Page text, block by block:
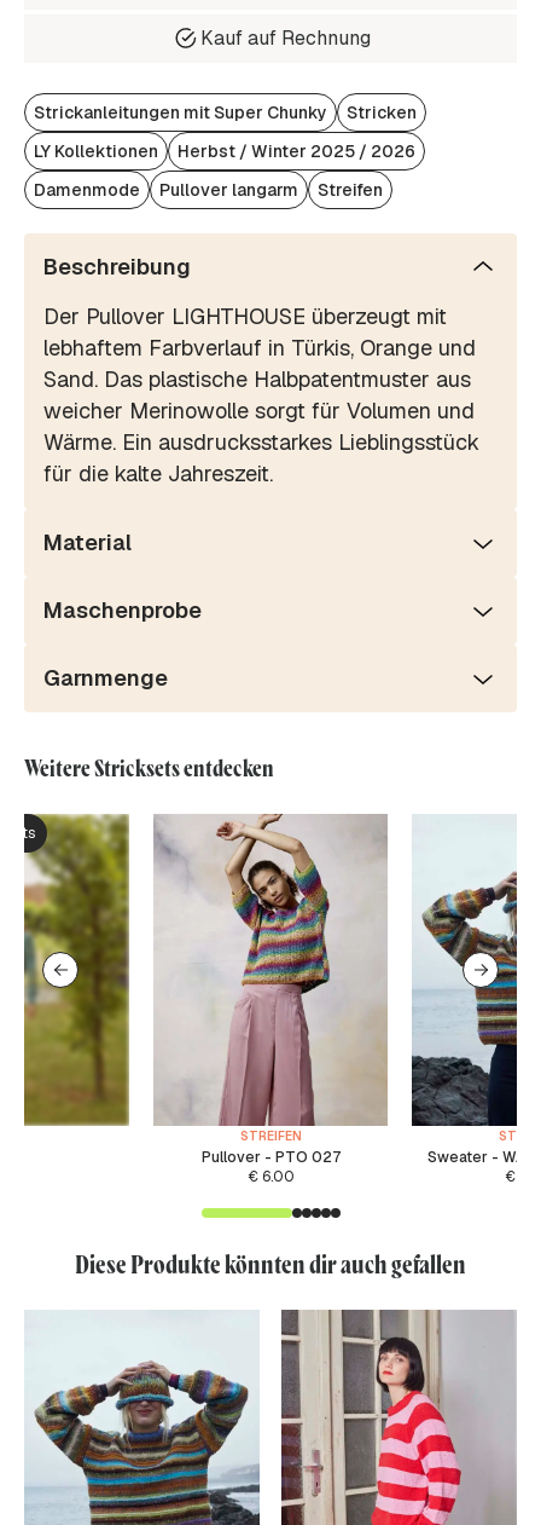
Kauf auf Rechnung
Strickanleitungen mit Super Chunky
Stricken
LY Kollektionen
Herbst / Winter 2025 / 2026
Damenmode
Pullover langarm Streifen
Beschreibung
Der Pullover LIGHTHOUSE überzeugt mit
lebhaftem Farbverlauf in Türkis, Orange und
Sand. Das plastische Halbpatentmuster aus
weicher Merinowolle sorgt für Volumen und
Wärme. Ein ausdrucksstarkes Lieblingsstück
für die kalte Jahreszeit.
Material
Maschenprobe
Garnmenge
Weitere Stricksets entdecken
STREIFEN
Pullover - PTO 027
€6.00
Sweater - WAD
€
Diese Produkte könnten dir auch gefallen